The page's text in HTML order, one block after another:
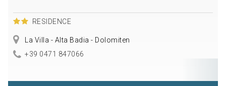
RESIDENCE
La Villa - Alta Badia - Dolomiten
+39 0471 847066